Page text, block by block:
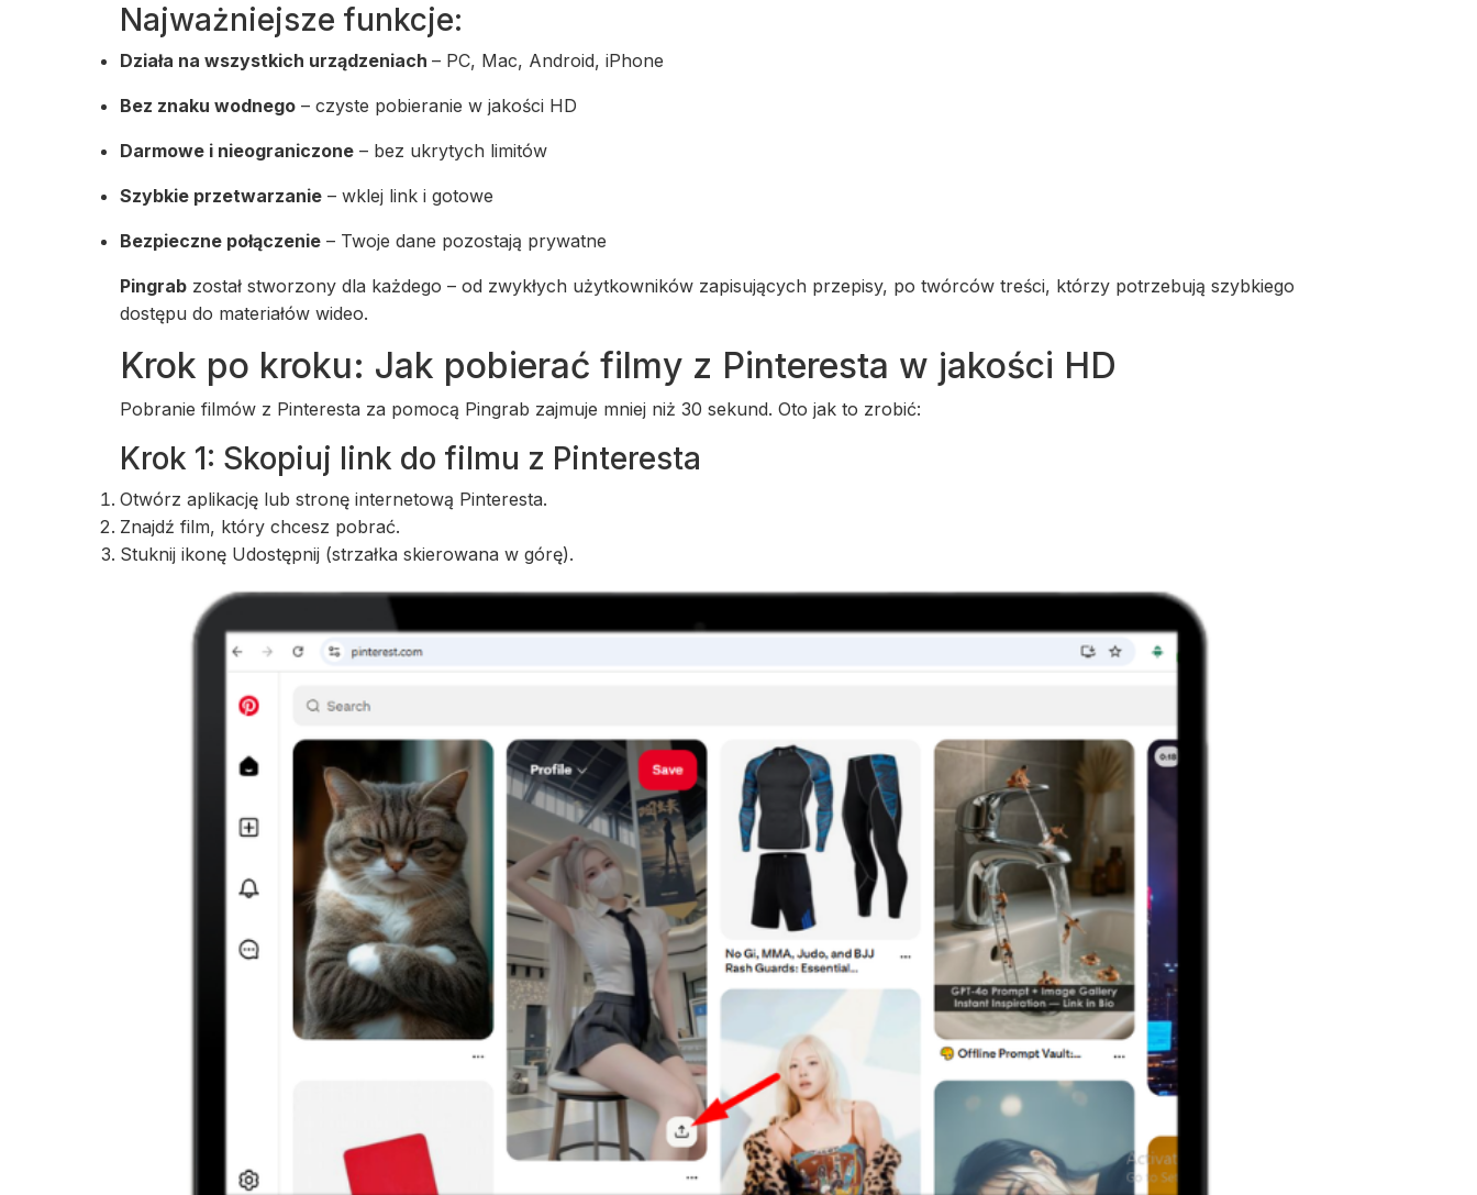
Najważniejsze funkcje:
Działa na wszystkich urządzeniach– PC, Mac, Android, iPhone
Bez znaku wodnego – czyste pobieranie w jakości HD
Darmowe i nieograniczone – bez ukrytych limitów
Szybkie przetwarzanie – wklej link i gotowe
Bezpieczne połączenie – Twoje dane pozostają prywatne
Pingrab został stworzony dla każdego – od zwykłych użytkowników zapisujących przepisy, po twórców treści, którzy potrzebują szybkiego
dostępu do materiałów wideo.
Krok po kroku: Jak pobierać filmy z Pinteresta w jakości HD
Pobranie filmów z Pinteresta za pomocą Pingrab zajmuje mniej niż 30 sekund. Oto jak to zrobić:
Krok 1: Skopiuj link do filmu z Pinteresta
Otwórz aplikację lub stronę internetową Pinteresta.
Znajdź film, który chcesz pobrać.
Stuknij ikonę Udostępnij (strzałka skierowana w górę).